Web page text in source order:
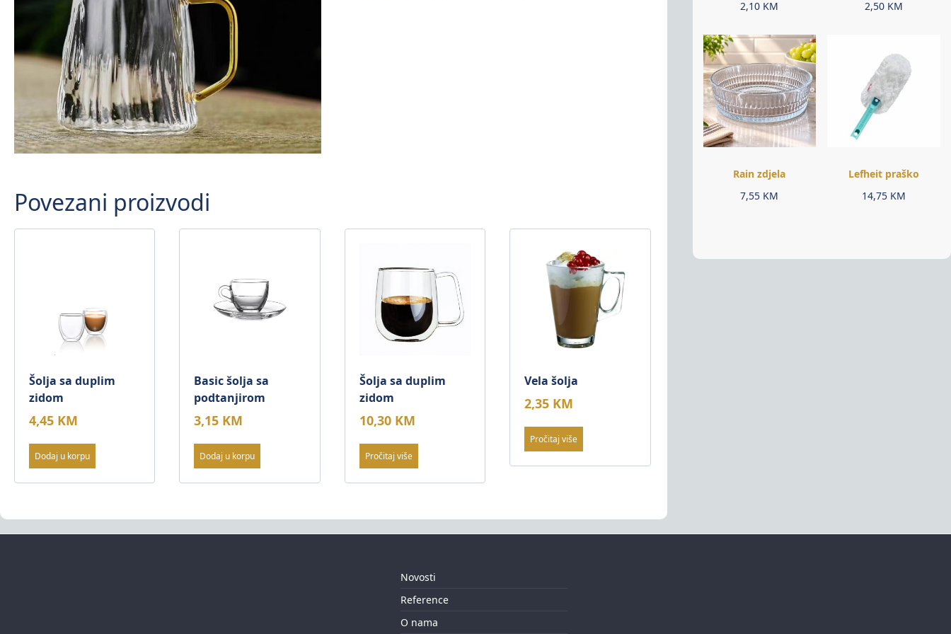
Povezani proizvodi
Šolja sa duplim
zidom
4,45 KM
Dodaj u korpu
Basic šolja sa
podtanjirom
3,15 KM
Dodaj u korpu
Šolja sa duplim
zidom
10,30 KM
Pročitaj više
Vela šolja
2,35 KM
Pročitaj više
2,10 KM
2,50 KM
Rain zdjela
7,55 KM
Lefheit praško
14,75 KM
Novosti
Reference
O nama